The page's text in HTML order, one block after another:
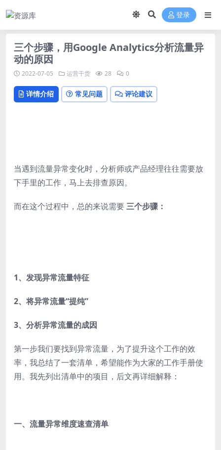
登录
三个步骤，用Google Analytics分析流量异
动的原因
2022-07-05 运营干货 28 0
详情介绍 常见问题 评论建议
当遇到流量异常变化时，分析师或产品经理往往需要放
下手里的工作，马上去排查原因。
而在这个过程中，总的来说需要三个步骤：
1、发现异常流量特征
2、将异常流量“提纯”
3、分析异常流量的成因
第一步我们要找到异常流量，为了提升这个工作的效
率，我总结了一套清单，希望能作为大家的工作手册使
用。我先列出清单中的项目，后文再详细解释：
一、流量异常维度速查清单